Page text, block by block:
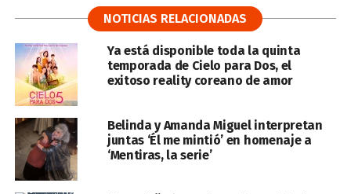
NOTICIAS RELACIONADAS
Ya está disponible toda la quinta
temporada de Cielo para Dos, el
exitoso reality coreano de amor
Belinda y Amanda Miguel interpretan
juntas ‘Él me mintió’ en homenaje a
‘Mentiras, la serie’